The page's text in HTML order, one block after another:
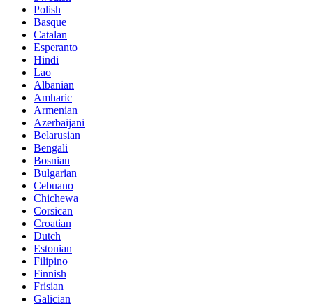
Polish
Basque
Catalan
Esperanto
Hindi
Lao
Albanian
Amharic
Armenian
Azerbaijani
Belarusian
Bengali
Bosnian
Bulgarian
Cebuano
Chichewa
Corsican
Croatian
Dutch
Estonian
Filipino
Finnish
Frisian
Galician